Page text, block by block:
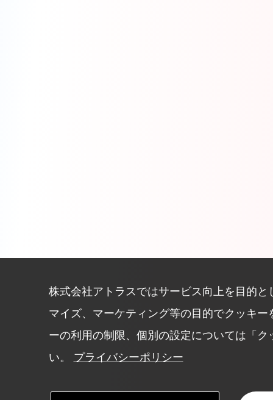
株式会社アトラスではサービス向上を目的
マイズ、マーケティング等の目的でクッキ
ーの利用の制限、個別の設定については「
い。 プライバシーポリシー